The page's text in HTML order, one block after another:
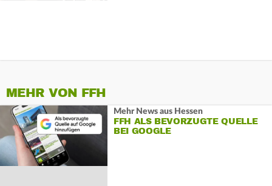
MEHR VON FFH
Mehr News aus Hessen
FFH ALS BEVORZUGTE QUELLE
BEI GOOGLE